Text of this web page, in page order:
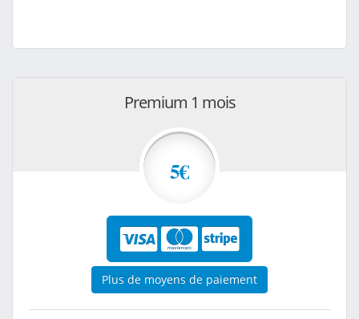
Premium 1 mois
5€
Plus de moyens de paiement